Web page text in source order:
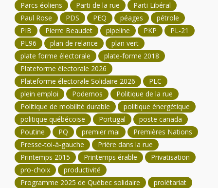
Parcs éoliens
Parti de la rue
Parti Libéral
Paul Rose
PDS PEQ péages
pétrole
PIB
Pierre Beaudet pipeline PKP
PL-21
PL96
plan de relance
plan vert
plate forme électorale
plate-forme 2018
Plateforme électorale 2026
Plateforme électorale Solidaire 2026
PLC
plein emploi
Podemos
Politique de la rue
Politique de mobilité durable
politique énergétique
politique québécoise
Portugal
poste canada
Poutine
PQ premier mai
Premières Nations
Presse-toi-à-gauche
Prière dans la rue
Printemps 2015
Printemps érable
Privatisation
pro-choix
productivité
Programme 2025 de Québec solidaire
prolétariat